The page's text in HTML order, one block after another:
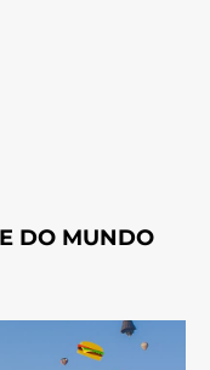
DO MUNDO